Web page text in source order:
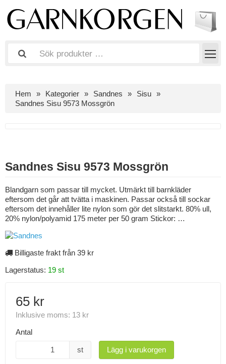
Hem Kategorier Sandnes
Sisu
Sandnes Sisu 9573 Mossgrön
Sandnes Sisu 9573 Mossgrön
Blandgarn som passar till mycket. Utmärkt till barnkläder
eftersom det går att tvätta i maskinen. Passar också till sockar
eftersom det innehåller lite nylon som gör det slitstarkt. 80% ull,
20% nylon/polyamid 175 meter per 50 gram Stickor: …
Billigaste frakt från 39 kr
Lagerstatus: 19 st
65 kr
Inklusive moms: 13 kr
Antal
st Lägg i varukorgen